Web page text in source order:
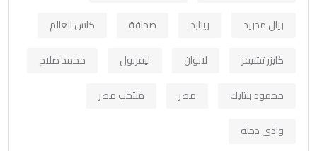
ريال مدريد
رينارد صحافة
كاس العالم
كايزر تشيفز
لابوان ليفربول
محمد صلاح
محمود بنتايك
مصر
منتخب مصر
وادي دجلة